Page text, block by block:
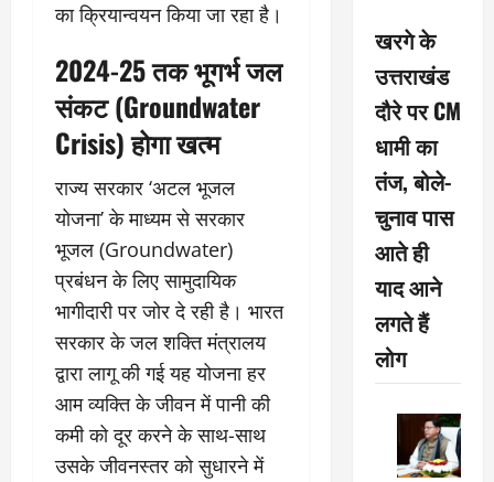
का क्रियान्वयन किया जा रहा है।
2024-25 तक भूगर्भ जल
संकट (Groundwater
Crisis) होगा खत्म
राज्य सरकार ‘अटल भूजल
योजना’ के माध्यम से सरकार
भूजल (Groundwater)
प्रबंधन के लिए सामुदायिक
भागीदारी पर जोर दे रही है। भारत
सरकार के जल शक्ति मंत्रालय
द्वारा लागू की गई यह योजना हर
आम व्यक्ति के जीवन में पानी की
कमी को दूर करने के साथ-साथ
उसके जीवनस्तर को सुधारने में
खरगे के
उत्तराखंड
दौरे पर CM
धामी का
तंज, बोले-
चुनाव पास
आते ही
याद आने
लगते हैं
लोग